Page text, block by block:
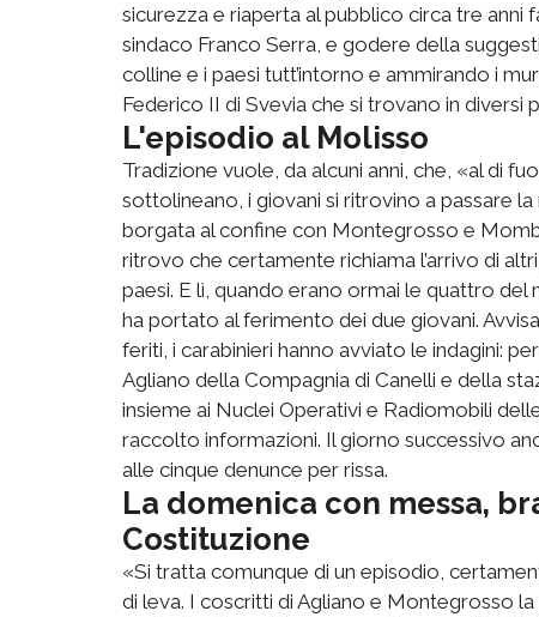
sicurezza e riaperta al pubblico circa tre
sindaco Franco Serra, e godere della
colline e i paesi tutt’intorno e ammirando i
Federico II di Svevia che si trovano in diversi
L'episodio al Molisso
Tradizione vuole, da alcuni anni, che, «al di
sottolineano, i giovani si ritrovino a passare
borgata al confine con Montegrosso e
ritrovo che certamente richiama l’arrivo di altri
paesi. E lì, quando erano ormai le quattro
ha portato al ferimento dei due giovani.
feriti, i carabinieri hanno avviato le indagini:
Agliano della Compagnia di Canelli e della
insieme ai Nuclei Operativi e Radiomobili
raccolto informazioni. Il giorno successivo
alle cinque denunce per rissa.
La domenica con messa,
Costituzione
«Si tratta comunque di un episodio,
di leva. I coscritti di Agliano e Montegrosso